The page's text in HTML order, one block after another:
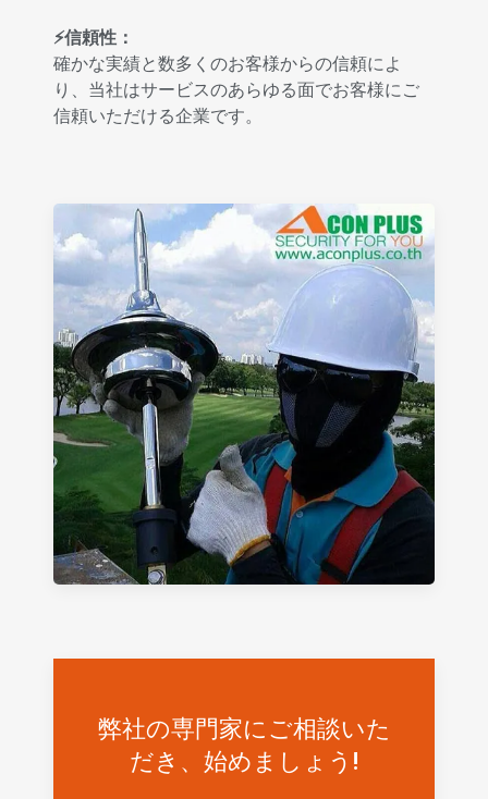
⚡信頼性：
確かな実績と数多くのお客様からの信頼によ
り、当社はサービスのあらゆる面でお客様にご
信頼いただける企業です。
弊社の専門家にご相談いた
だき、始めましょう!